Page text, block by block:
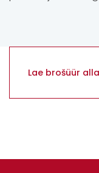
Lae brošüür alla